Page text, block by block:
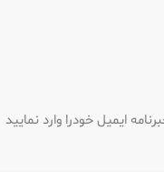
ایمیل خودرا وارد نمایید